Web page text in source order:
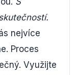
nejvíce
Proces
Využijte